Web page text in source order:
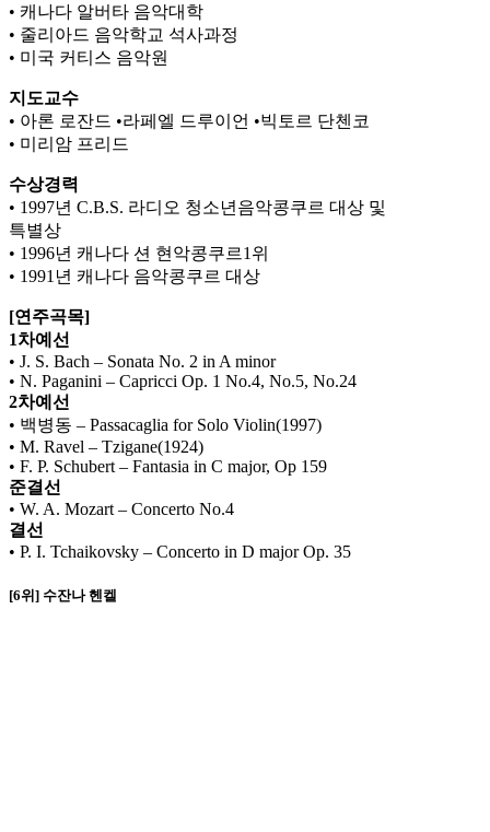
• 캐나다 알버타 음악대학
• 줄리아드 음악학교 석사과정
• 미국 커티스 음악원
지도교수
• 아론 로잔드 •라페엘 드루이언 •빅토르 단첸코
• 미리암 프리드
수상경력
• 1997년 C.B.S. 라디오 청소년음악콩쿠르 대상 및
특별상
• 1996년 캐나다 션 현악콩쿠르1위
• 1991년 캐나다 음악콩쿠르 대상
[연주곡목]
1차예선
• J. S. Bach – Sonata No. 2 in A minor
• N. Paganini – Capricci Op. 1 No.4, No.5, No.24
2차예선
• 백병동 – Passacaglia for Solo Violin(1997)
• M. Ravel – Tzigane(1924)
• F. P. Schubert – Fantasia in C major, Op 159
준결선
• W. A. Mozart – Concerto No.4
결선
• P. I. Tchaikovsky – Concerto in D major Op. 35
[6위] 수잔나 헨켈